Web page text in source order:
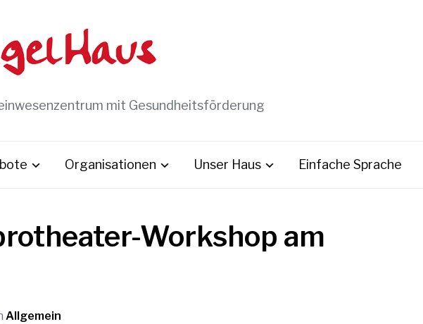
mit Gesundheitsförderung
Organisationen Unser Haus Einfache Sprache
Workshop am
Allgemein